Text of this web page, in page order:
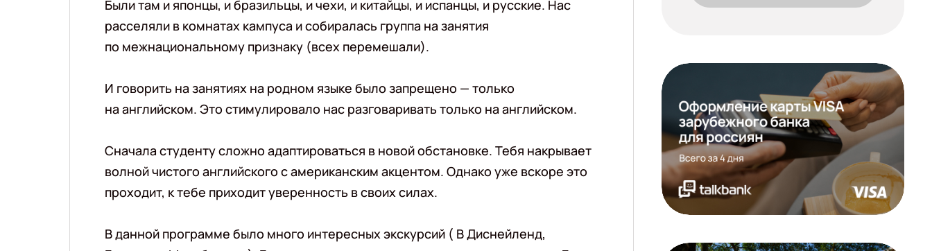
Были там и японцы, и бразильцы, и чехи, и китайцы, и испанцы, и русские. Нас
расселяли в комнатах кампуса и собиралась группа на занятия
по межнациональному признаку (всех перемешали).
И говорить на занятиях на родном языке было запрещено — только
на английском. Это стимулировало нас разговаривать только на английском.
Сначала студенту сложно адаптироваться в новой обстановке. Тебя накрывает
волной чистого английского с американским акцентом. Однако уже вскоре это
проходит, к тебе приходит уверенность в своих силах.
В данной программе было много интересных экскурсий ( В Диснейленд,